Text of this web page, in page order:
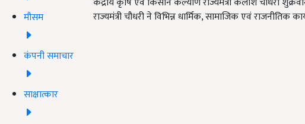
मौसम
कंपनी समाचार
साक्षात्कार
राज्यमंत्री चौधरी ने विभिन्न धार्मिक, सामाजिक एवं राजनीतिक